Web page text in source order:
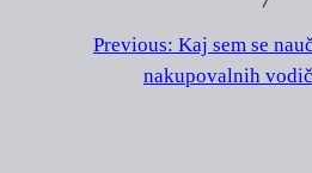
Previous: Kaj sem se
nakupovalnih